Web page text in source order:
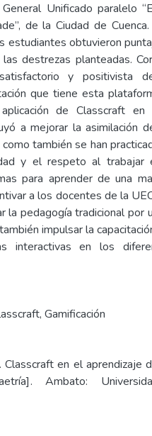
Unificado paralelo
de la Ciudad de
estudiantes obtuvieron
destrezas planteadas.
y positivista
que tiene esta
de Classcraft
a mejorar la asimilación
también se han
y el respeto al trabajar
para aprender de una
a los docentes de la
la pedagogía tradicional por
impulsar la
interactivas en los
, Gamificación
en el aprendizaje
Ambato: